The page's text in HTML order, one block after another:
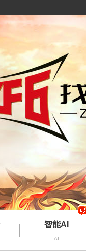
智能AI
AI